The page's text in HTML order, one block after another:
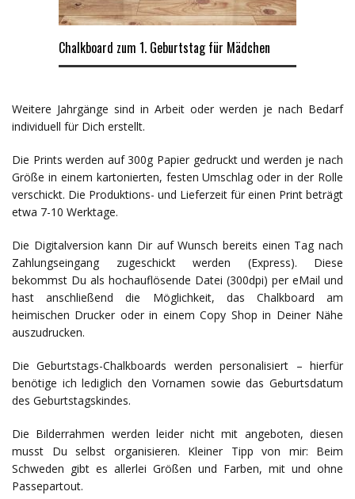
Chalkboard zum 1. Geburtstag für Mädchen
Weitere Jahrgänge sind in Arbeit oder werden je nach Bedarf
individuell für Dich erstellt.
Die Prints werden auf 300g Papier gedruckt und werden je nach
Größe in einem kartonierten, festen Umschlag oder in der Rolle
verschickt. Die Produktions- und Lieferzeit für einen Print beträgt
etwa 7-10 Werktage.
Die Digitalversion kann Dir auf Wunsch bereits einen Tag nach
Zahlungseingang zugeschickt werden (Express). Diese
bekommst Du als hochauflösende Datei (300dpi) per eMail und
hast anschließend die Möglichkeit, das Chalkboard am
heimischen Drucker oder in einem Copy Shop in Deiner Nähe
auszudrucken.
Die Geburtstags-Chalkboards werden personalisiert – hierfür
benötige ich lediglich den Vornamen sowie das Geburtsdatum
des Geburtstagskindes.
Die Bilderrahmen werden leider nicht mit angeboten, diesen
musst Du selbst organisieren. Kleiner Tipp von mir: Beim
Schweden gibt es allerlei Größen und Farben, mit und ohne
Passepartout.